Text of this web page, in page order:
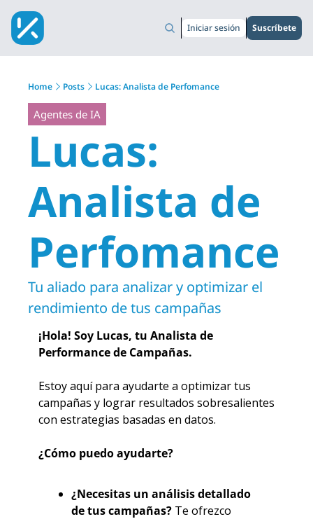
Iniciar sesión Suscríbete
Home Posts Lucas: Analista de Perfomance
Agentes de IA
Lucas:
Analista de
Perfomance
Tu aliado para analizar y optimizar el
rendimiento de tus campañas
¡Hola! Soy Lucas, tu Analista de
Performance de Campañas.
Estoy aquí para ayudarte a optimizar tus
campañas y lograr resultados sobresalientes
con estrategias basadas en datos.
¿Cómo puedo ayudarte?
¿Necesitas un análisis detallado
de tus campañas? Te ofrezco